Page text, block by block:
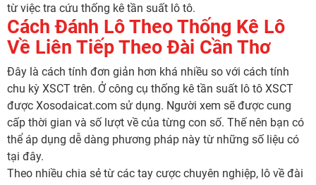
từ việc tra cứu thống kê tần suất lô tô.
Cách Đánh Lô Theo Thống Kê Lô
Về Liên Tiếp Theo Đài Cần Thơ
Đây là cách tính đơn giản hơn khá nhiều so với cách tính
chu kỳ XSCT trên. Ở công cụ thống kê tần suất lô tô XSCT
được Xosodaicat.com sử dụng. Người xem sẽ được cung
cấp thời gian và số lượt về của từng con số. Thế nên bạn có
thể áp dụng dễ dàng phương pháp này từ những số liệu có
tại đây.
Theo nhiều chia sẻ từ các tay cược chuyên nghiệp, lô về đài